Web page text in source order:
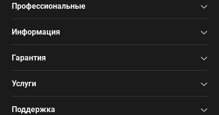
Профессиональные
Информация
Гарантия
Услуги
Поддержка